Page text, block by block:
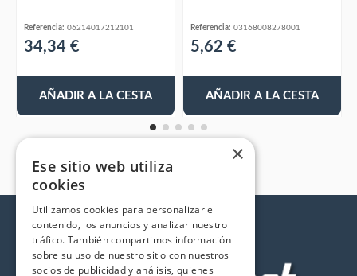
Referencia: 06214017212101
34,34 €
AÑADIR A LA CESTA
Referencia: 03168008278001
5,62 €
AÑADIR A LA CESTA
×
Ese sitio web utiliza
cookies
Utilizamos cookies para personalizar el
contenido, los anuncios y analizar nuestro
tráfico. También compartimos información
sobre su uso de nuestro sitio con nuestros
socios de publicidad y análisis, quienes